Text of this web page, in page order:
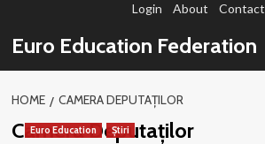
conținut
Login About Contact
Euro Education Federation
HOME CAMERA DEPUTAȚILOR
Camera Deputaților
Euro Education Știri